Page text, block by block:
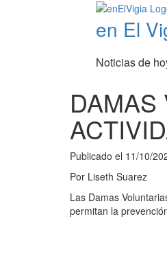
en El
Noticias de
Publicado el 11/10/
Por Liseth Suarez
Las Damas
permitan la